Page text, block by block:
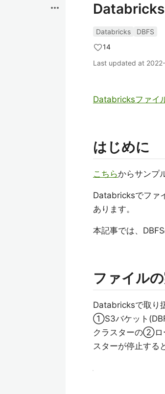
more_horiz
Databricks
DBFS
14
Last updated at
Databricksファイ
はじめに
こちらからサンプ
Databricksでファ
あります。
本記事では、
ファイル
Databricksで取り
①S3バケット
クラスターの②ロ
スターが停止する